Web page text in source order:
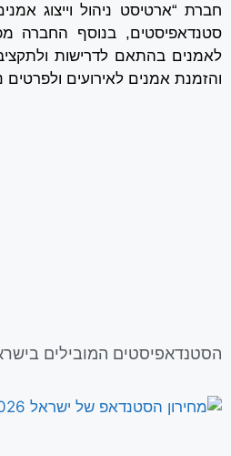
חברת “ארטיסט ניהול וייצוג
סטנדאפיסטים, בנוסף החברה
לאמנים בהתאם לדרישות
והזמנת אמנים לאירועים ולפרטים
הסטנדאפיסטים המובילים בישראל